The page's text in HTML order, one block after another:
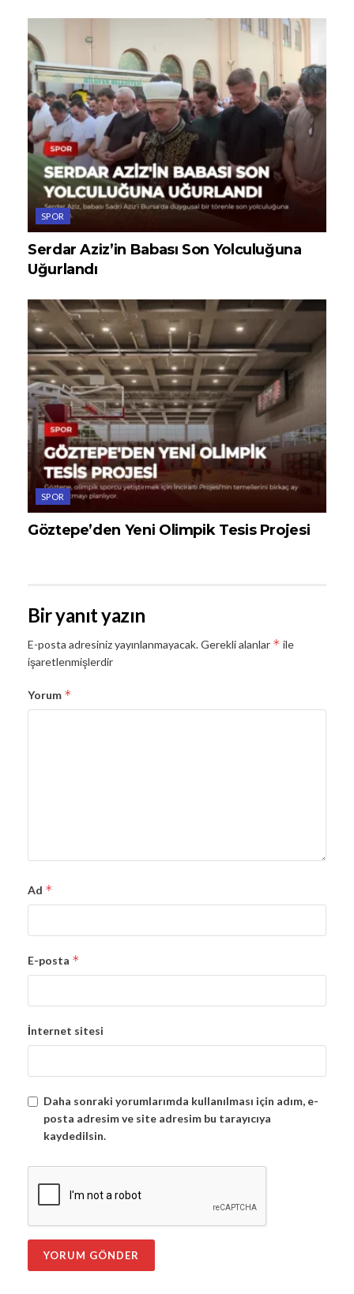
SPOR
Serdar Aziz’in Babası Son Yolculuğuna
Uğurlandı
SPOR
Göztepe’den Yeni Olimpik Tesis Projesi
Bir yanıt yazın
E-posta adresiniz yayınlanmayacak.Gerekli alanlar * ile
işaretlenmişlerdir
Yorum *
Ad *
E-posta *
İnternet sitesi
Daha sonraki yorumlarımda kullanılması için adım, e-
posta adresim ve site adresim bu tarayıcıya
kaydedilsin.